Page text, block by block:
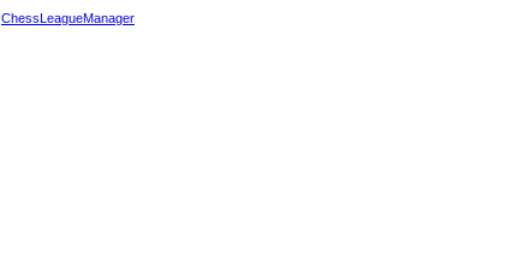
ChessLeagueManager